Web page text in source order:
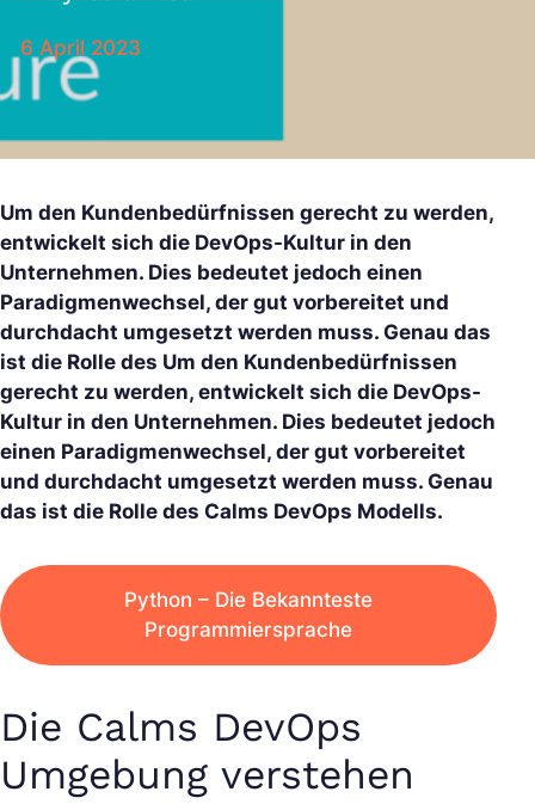
6 April 2023
Um den Kundenbedürfnissen gerecht zu werden,
entwickelt sich die DevOps-Kultur in den
Unternehmen. Dies bedeutet jedoch einen
Paradigmenwechsel, der gut vorbereitet und
durchdacht umgesetzt werden muss. Genau das
ist die Rolle des Um den Kundenbedürfnissen
gerecht zu werden, entwickelt sich die DevOps-
Kultur in den Unternehmen. Dies bedeutet jedoch
einen Paradigmenwechsel, der gut vorbereitet
und durchdacht umgesetzt werden muss. Genau
das ist die Rolle des Calms DevOps Modells.
Python – Die Bekannteste
Programmiersprache
Die Calms DevOps
Umgebung verstehen